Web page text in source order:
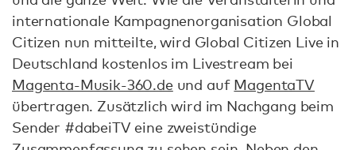
internationale Kampagnenorganisation Global
Citizen nun mitteilte, wird Global Citizen Live in
Deutschland kostenlos im Livestream bei
Magenta-Musik-360.deund auf MagentaTV
übertragen. Zusätzlich wird im Nachgang beim
Sender #dabeiTV eine zweistündige